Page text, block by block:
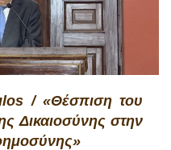
/ «Θέσπιση του
Δικαιοσύνης στην